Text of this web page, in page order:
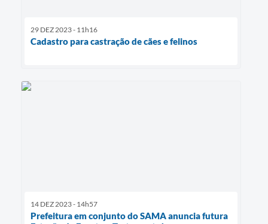
29 DEZ 2023 - 11h16
Cadastro para castração de cães e felinos
14 DEZ 2023 - 14h57
Prefeitura em conjunto do SAMA anuncia futura